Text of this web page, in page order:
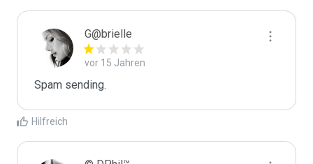
G@brielle
vor 15 Jahren
Spam sending.
Hilfreich